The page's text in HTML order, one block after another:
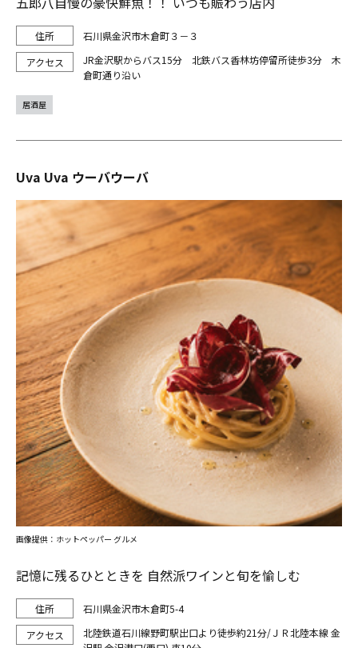
石川県金沢市木倉町３－３
JR金沢駅からバス15分 北鉄バス香林坊停留所徒歩3分 木
倉町通り沿い
居酒屋
Uva Uva ウーバウーバ
記憶に残るひとときを 自然派ワインと旬を愉しむ
石川県金沢市木倉町5-4
北陸鉄道石川線野町駅出口より徒歩約21分/ＪＲ北陸本線 金
画像提供：ホットペッパー グルメ